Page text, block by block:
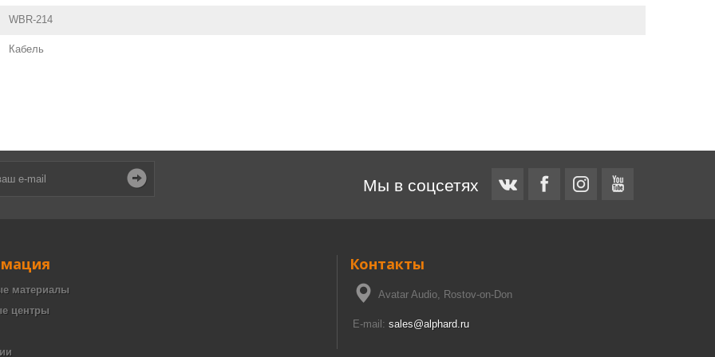
WBR-214
Кабель
Мы в соцсетях
материалы
центры
Контакты
Avatar Audio, Rostov-on-Don
E-mail:sales@alphard.ru